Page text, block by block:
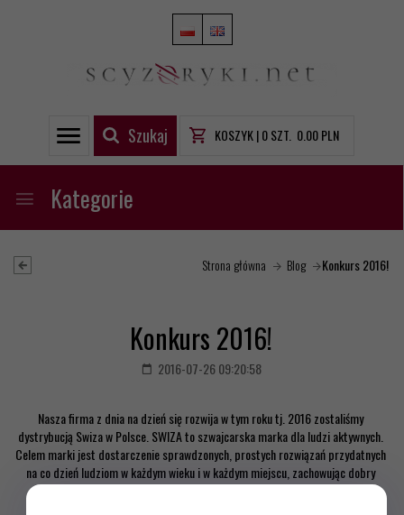
Szukaj KOSZYK |0SZT. 0.00PLN
Kategorie
Strona główna Blog Konkurs 2016!
Konkurs 2016!
2016-07-26 09:20:58
Nasza firma z dnia na dzień się rozwija w tym roku tj. 2016 zostaliśmy
dystrybucją Swiza w Polsce. SWIZA to szwajcarska marka dla ludzi aktywnych.
Celem marki jest dostarczenie sprawdzonych, prostych rozwiązań przydatnych
na co dzień ludziom w każdym wieku i w każdym miejscu, zachowując dobry
stosunek ceny do jakości. Chcemy Państwa zaprosić do polubienia naszej